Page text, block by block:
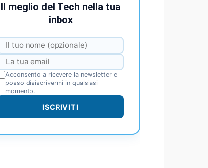
Il meglio del Tech nella tua
inbox
Acconsento a ricevere la newsletter e
posso disiscrivermi in qualsiasi
momento.
ISCRIVITI